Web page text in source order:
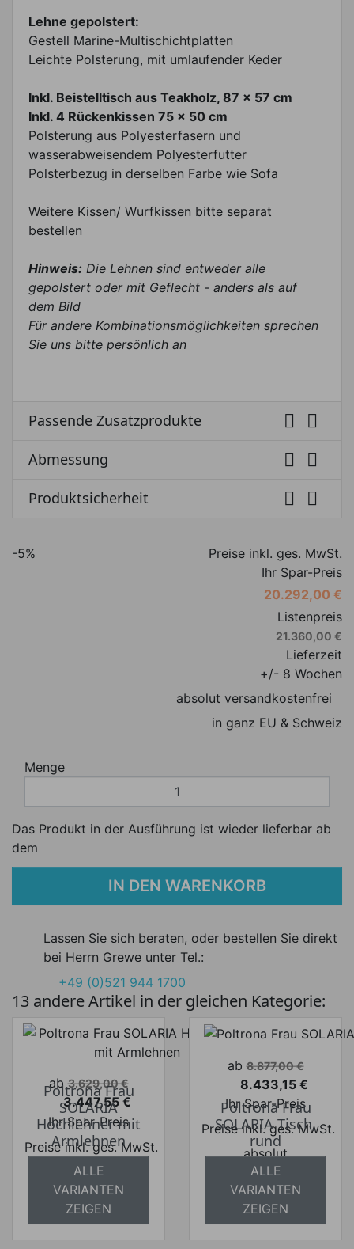
Lehne gepolstert:
Gestell Marine-Multischichtplatten
Leichte Polsterung, mit umlaufender Keder
Inkl. Beistelltisch aus Teakholz, 87 x 57 cm
Inkl. 4 Rückenkissen 75 x 50 cm
Polsterung aus Polyesterfasern und
wasserabweisendem Polyesterfutter
Polsterbezug in derselben Farbe wie Sofa
Weitere Kissen/ Wurfkissen bitte separat
bestellen
Hinweis: Die Lehnen sind entweder alle
gepolstert oder mit Geflecht - anders als auf
dem Bild
Für andere Kombinationsmöglichkeiten sprechen
Sie uns bitte persönlich an
Passende Zusatzprodukte  
Abmessung  
Produktsicherheit  
-5%
Preise inkl. ges. MwSt.
Ihr Spar-Preis
20.292,00 €
Listenpreis
21.360,00 €
Lieferzeit
+/- 8 Wochen
absolut versandkostenfrei
in ganz EU & Schweiz
Menge
Das Produkt in der Ausführung ist wieder lieferbar ab
dem
IN DEN WARENKORB
Lassen Sie sich beraten, oder bestellen Sie direkt
bei Herrn Grewe unter Tel.:
+49 (0)521 944 1700
13 andere Artikel in der gleichen Kategorie:
Verkaufspreis
ab 3.629,00 €
Preis
3.447,55 €
Ihr Spar-Preis
Preise inkl. ges. MwSt.
absolut
versandkostenfrei
Poltrona Frau
SOLARIA
Hochlehner mit
Armlehnen
ALLE
VARIANTEN
ZEIGEN
Verkaufspreis
ab 8.877,00 €
Preis
8.433,15 €
Ihr Spar-Preis
Preise inkl. ges. MwSt.
absolut
versandkostenfrei
Poltrona Frau
SOLARIA Tisch,
rund
ALLE
VARIANTEN
ZEIGEN